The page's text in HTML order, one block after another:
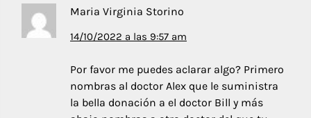
Maria Virginia Storino
14/10/2022 a las 9:57 am
Por favor me puedes aclarar algo? Primero
nombras al doctor Alex que le suministra
la bella donación a el doctor Bill y más